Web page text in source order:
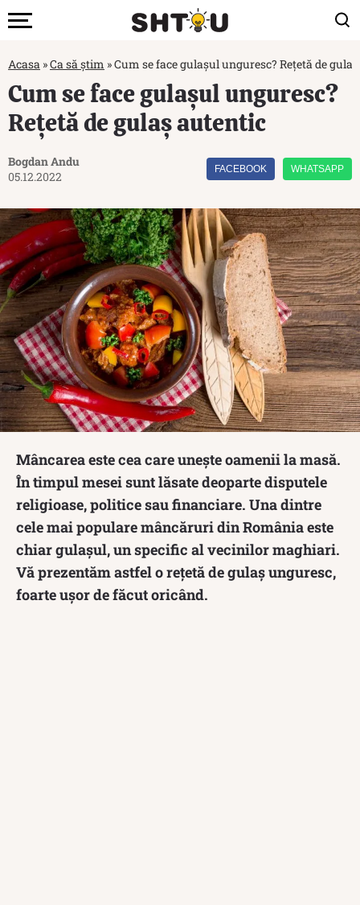
Acasa »Ca să știm »Cum se face gulașul unguresc? Rețetă de
Cum se face gulașul unguresc?
Rețetă de gulaș autentic
Bogdan Andu
05.12.2022
FACEBOOK WHATSAPP
Mâncarea este cea care unește oamenii la masă.
În timpul mesei sunt lăsate deoparte disputele
religioase, politice sau financiare. Una dintre
cele mai populare mâncăruri din România este
chiar gulașul, un specific al vecinilor maghiari.
Vă prezentăm astfel o rețetă de gulaș unguresc,
foarte ușor de făcut oricând.